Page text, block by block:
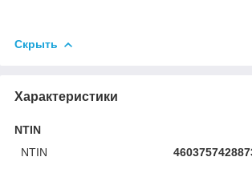
Скрыть
Характеристики
NTIN
NTIN